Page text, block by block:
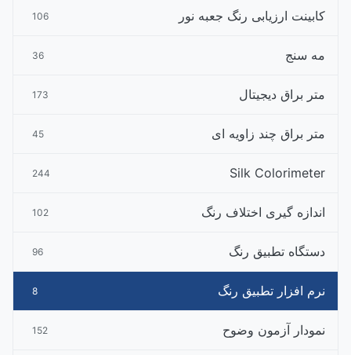
کابینت ارزیابی رنگ جعبه نور 106
مه سنج 36
متر براق دیجیتال 173
متر براق چند زاویه ای 45
Silk Colorimeter
244
اندازه گیری اختلاف رنگ 102
دستگاه تطبیق رنگ 96
نرم افزار تطبیق رنگ 8
نمودار آزمون وضوح 152